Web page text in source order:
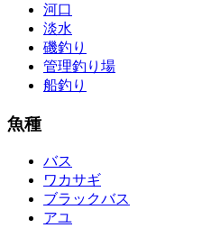
河口
淡水
磯釣り
管理釣り場
船釣り
魚種
バス
ワカサギ
ブラックバス
アユ